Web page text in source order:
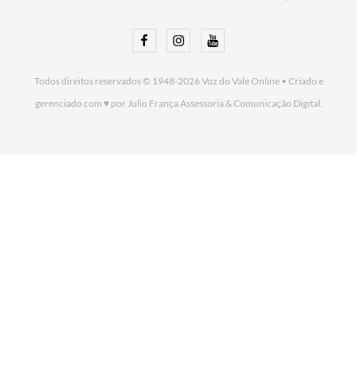
FacebookInstagramYoutube
Todos direitos reservados © 1948-2026Voz do Vale Online• Criado e
gerenciado com ♥ por Julio França Assessoria& Comunicação Digital.